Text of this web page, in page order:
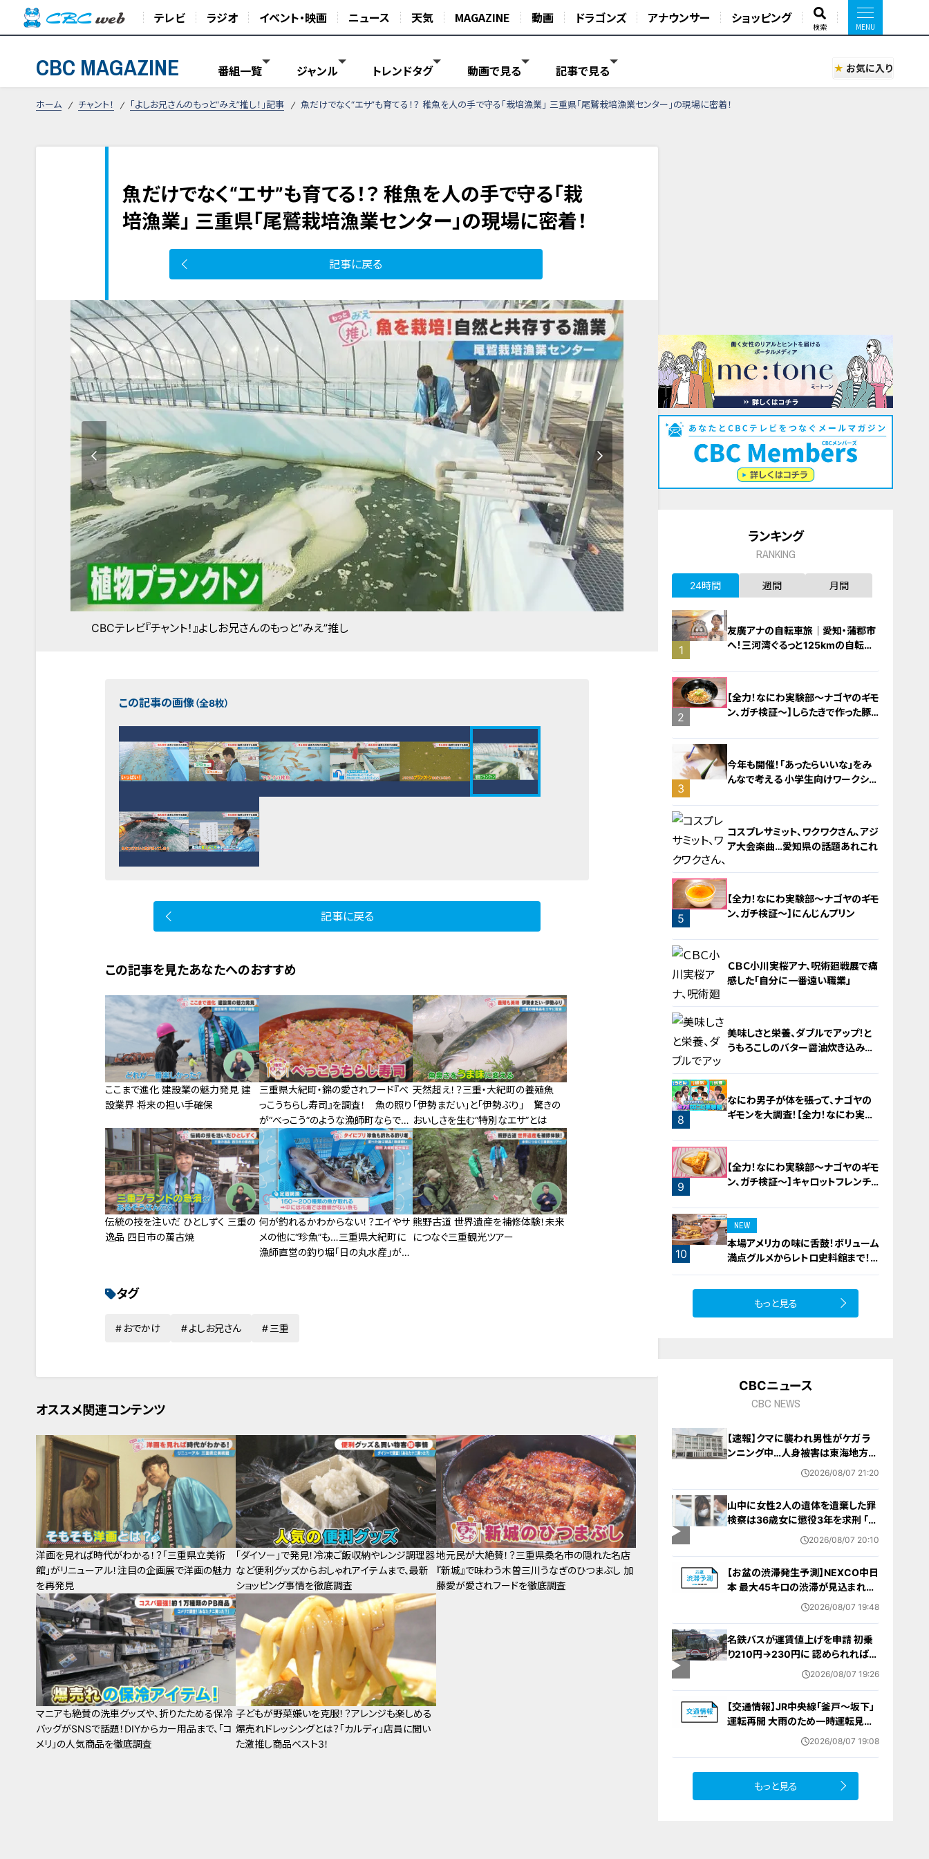
テレビ ラジオ イベント・映画 ニュース 天気 MAGAZINE 動画 ドラゴンズ アナウンサー ショッピング
検索
CBC MAGAZINE 番組一覧 ジャンル トレンドタグ 動画で見る 記事で見る お気に入り
ホーム チャント！ 「よしお兄さんのもっと“みえ”推し！」記事 魚だけでなく“エサ”も育てる！？ 稚魚を人の手で守る「栽培漁業」 三重県「尾鷲栽培漁業センター」の現場に密着！
魚だけでなく“エサ”も育てる！？ 稚魚を人の手で守る「栽
培漁業」 三重県「尾鷲栽培漁業センター」の現場に密着！
記事に戻る
CBCテレビ『チャント！』よしお兄さんのもっと”みえ”推し
この記事の画像（全8枚）
記事に戻る
この記事を見たあなたへのおすすめ
ここまで進化 建設業の魅力発見 建
設業界 将来の担い手確保
三重県大紀町・錦の愛されフード『べ
っこうちらし寿司』を調査！ 魚の照り
が“べっこう”のような漁師町ならでは
のちらし寿司
天然超え！？三重・大紀町の養殖魚
「伊勢まだい」と「伊勢ぶり」 驚きの
おいしさを生む“特別なエサ”とは
伝統の技を注いだ ひとしずく 三重の
逸品 四日市の萬古焼
何が釣れるかわからない！？エイやサ
メの他に“珍魚”も…三重県大紀町に
漁師直営の釣り堀「日の丸水産」がオ
熊野古道 世界遺産を補修体験！未来
につなぐ三重観光ツアー
タグ
おでかけ よしお兄さん 三重
オススメ関連コンテンツ
洋画を見れば時代がわかる！？「三重県立美術
館」がリニューアル！注目の企画展で洋画の魅力
を再発見
「ダイソー」で発見！冷凍ご飯収納やレンジ調理器
など便利グッズからおしゃれアイテムまで、最新
ショッピング事情を徹底調査
地元民が大絶賛！？三重県桑名市の隠れた名店
『新城』で味わう木曽三川うなぎのひつまぶし 加
藤愛が愛されフードを徹底調査
マニアも絶賛の洗車グッズや、折りたためる保冷
バッグがSNSで話題！DIYからカー用品まで、「コ
メリ」の人気商品を徹底調査
子どもが野菜嫌いを克服！？アレンジも楽しめる
爆売れドレッシングとは？「カルディ」店員に聞い
た激推し商品ベスト3！
ランキング
RANKING
24時間 週間 月間
1
友廣アナの自転車旅｜愛知・蒲郡市
へ！三河湾ぐるっと125kmの自転車
2
【全力！なにわ実験部～ナゴヤのギモ
ン、ガチ検証～】しらたきで作った豚
3
今年も開催！「あったらいいな」をみ
んなで考える 小学生向けワークショ
4
コスプレサミット、ワクワクさん、アジ
ア大会楽曲…愛知県の話題あれこれ
5
【全力！なにわ実験部～ナゴヤのギモ
ン、ガチ検証～】にんじんプリン
6
ＣＢＣ小川実桜アナ、呪術廻戦展で痛
感した「自分に一番遠い職業」
7
美味しさと栄養、ダブルでアップ！と
うもろこしのバター醤油炊き込みご
8
なにわ男子が体を張って、ナゴヤの
ギモンを大調査！【全力！なにわ実験
9
【全力！なにわ実験部～ナゴヤのギモ
ン、ガチ検証～】キャロットフレンチ
10
NEW
本場アメリカの味に舌鼓！ボリューム
満点グルメからレトロ史料館まで！
愛知・東海市の感動スポット3選
もっと見る
CBCニュース
CBC NEWS
【速報】クマに襲われ男性がケガ ラ
ンニング中…人身被害は東海地方で
今シーズン初めて 岐阜県高山市
2026/08/07 21:20
山中に女性2人の遺体を遺棄した罪
検察は36歳女に懲役3年を求刑 ｢遺
棄時に近くに居続けたこと自体が重
2026/08/07 20:10
【お盆の渋滞発生予測】NEXCO中日
本 最大45キロの渋滞が見込まれる
区間も… 中央道・東名・新東名・東名
2026/08/07 19:48
名鉄バスが運賃値上げを申請 初乗
り210円→230円に 認められれば
12月から全路線で平均1割程度の値
2026/08/07 19:26
【交通情報】JR中央線「釜戸～坂下」
運転再開 大雨のため一時運転見合
2026/08/07 19:08
もっと見る